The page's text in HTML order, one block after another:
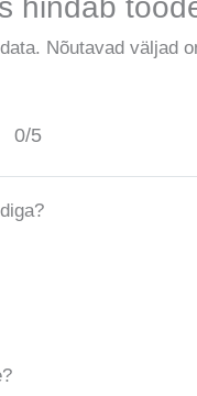
hindab
Nõutavad väljad
0/5